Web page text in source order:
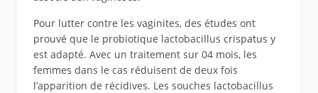
Pour lutter contre les vaginites, des études ont
prouvé que le probiotique lactobacillus crispatus y
est adapté. Avec un traitement sur 04 mois, les
femmes dans le cas réduisent de deux fois
l’apparition de récidives. Les souches lactobacillus